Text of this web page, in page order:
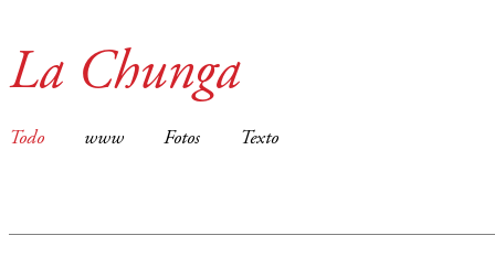
La Chunga
Todo www Fotos Texto